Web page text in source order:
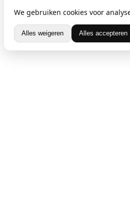
We gebruiken cookies voor
Alles weigeren Alles accepteren